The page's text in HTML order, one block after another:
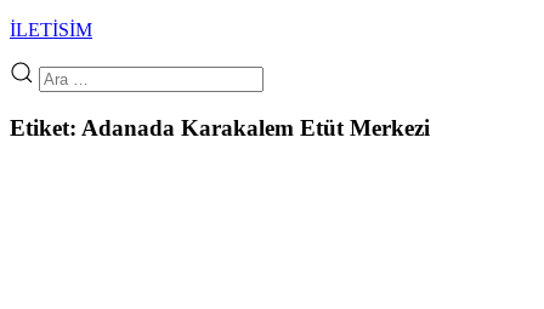
İLETİSİM
Etiket: Adanada Karakalem Etüt Merkezi